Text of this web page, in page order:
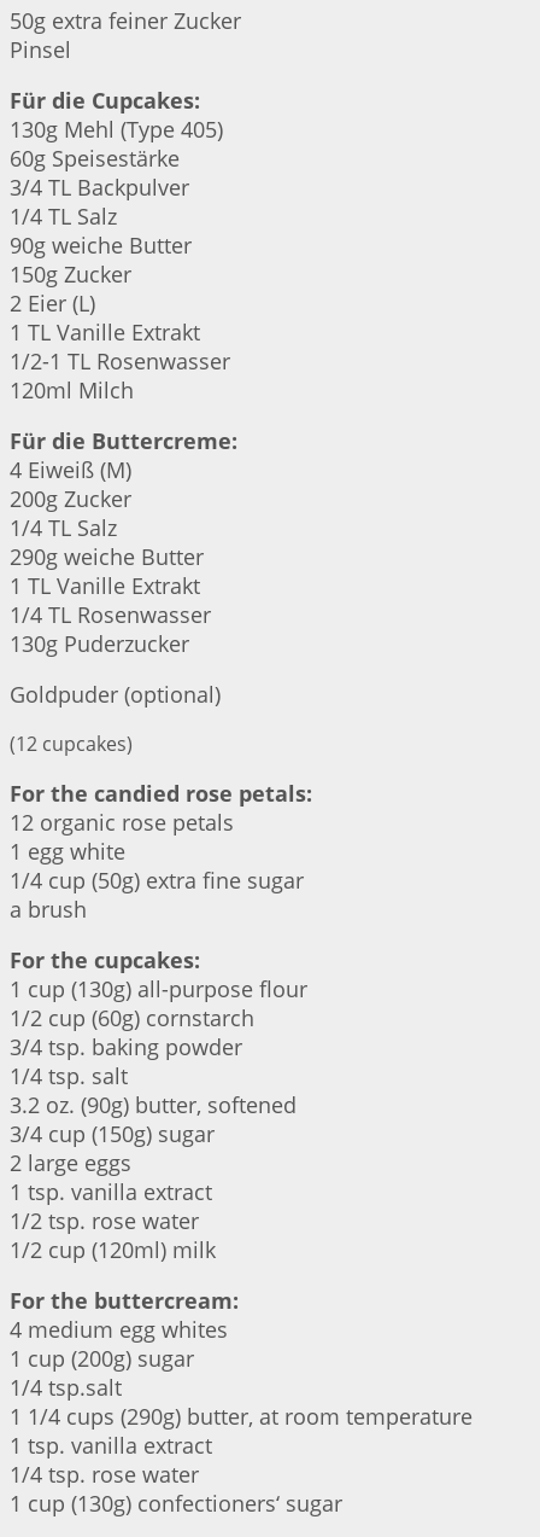
50g extra feiner Zucker
Pinsel
Für die Cupcakes:
130g Mehl (Type 405)
60g Speisestärke
3/4 TL Backpulver
1/4 TL Salz
90g weiche Butter
150g Zucker
2 Eier (L)
1 TL Vanille Extrakt
1/2-1 TL Rosenwasser
120ml Milch
Für die Buttercreme:
4 Eiweiß (M)
200g Zucker
1/4 TL Salz
290g weiche Butter
1 TL Vanille Extrakt
1/4 TL Rosenwasser
130g Puderzucker
Goldpuder (optional)
(12 cupcakes)
For the candied rose petals:
12 organic rose petals
1 egg white
1/4 cup (50g) extra fine sugar
a brush
For the cupcakes:
1 cup (130g) all-purpose flour
1/2 cup (60g) cornstarch
3/4 tsp. baking powder
1/4 tsp. salt
3.2 oz. (90g) butter, softened
3/4 cup (150g) sugar
2 large eggs
1 tsp. vanilla extract
1/2 tsp. rose water
1/2 cup (120ml) milk
For the buttercream:
4 medium egg whites
1 cup (200g) sugar
1/4 tsp.salt
1 1/4 cups (290g) butter, at room temperature
1 tsp. vanilla extract
1/4 tsp. rose water
1 cup (130g) confectioners‘ sugar